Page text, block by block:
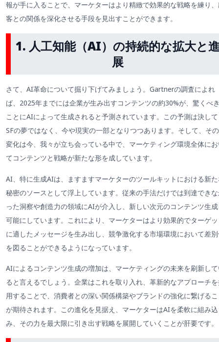
報が手に入ることで、マーケターはより精緻で効果的な戦略を練り
客との関係を深化させる手段を見出すことができます。
1. 人工知能（AI）の持続的な拡大と
展
さて、AI革命について掘り下げてみましょう。Gartnerの調査によれ
ば、2025年までには企業が生み出すコンテンツの約30%が、驚くべ
ことにAIによって生成されると予測されています。この予測は決して
SFの夢ではなく、今や現実の一部となりつつあります。そして、その
変化は今、我々が立ち会っている中で、マーケティング環境全体に
てコンテンツと戦略が新たな形を成しています。
AI、特に生成AIは、ますますマーケターのツールキットにおける新
秘密のソースとして浮上しています。従来の手法だけでは到達でき
った洞察や創造力の領域にAIが介入し、新しい次元のコンテンツ生
可能にしています。これにより、マーケターはより効果的でターゲ
に適したメッセージを生み出し、競争激化する市場環境において差
を図ることができるようになっています。
AIによるコンテンツ生成の増加は、マーケティングの未来を刷新し
ると言えるでしょう。企業はこれを取り入れ、革新的なアプローチ
用することで、消費者との深い関係構築やブランドの強化に繋げる
が期待されます。この進化を見据え、マーケターはAIを柔軟に組み込
み、その力を最大限に引き出す戦略を展開していくことが肝要です。